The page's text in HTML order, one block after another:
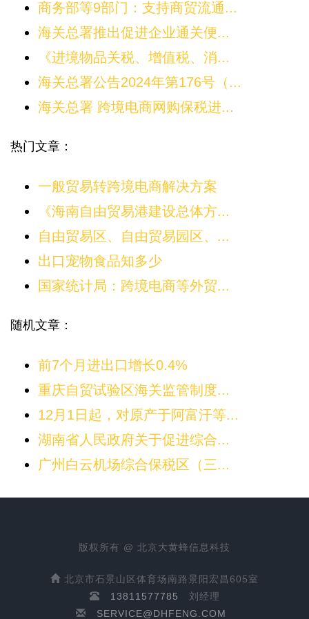
商务部等9部门：支持商贸流通...
海关总署推出促进企业通关便...
《进境物品关税、增值税、消...
海关总署公告2024年第176号（...
海关总署 跨境电商网购保税进...
热门文章：
一般贸易转跨境电商解决方案
《海南自由贸易港建设总体方...
自由贸易区、自由贸易园区、...
出口宠物食品知多少
国家统计局：跨境电商等外贸...
随机文章：
前7个月进出口增长0.4%
重庆自贸试验区海关监管制度...
12月1日起，对原产于阿富汗等...
湖南省人民政府关于促进综合...
广州白云机场综合保税区（三...
版权所有 @ 北京大黄蜂信息科技
北京市石景山区体育场南路景阳宏昌605室
13811577785
刘经理
SERVICE@DHFENG.COM